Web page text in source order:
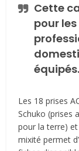
Cette
pour
équipés.
Les 18 prises
Schuko (prises
pour la terre)
mixité permet